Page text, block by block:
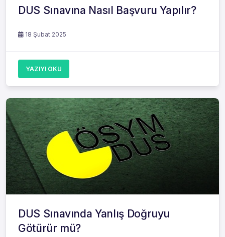
DUS Sınavına Nasıl Başvuru Yapılır?
18 Şubat 2025
YAZIYI OKU
DUS Sınavında Yanlış Doğruyu
Götürür mü?